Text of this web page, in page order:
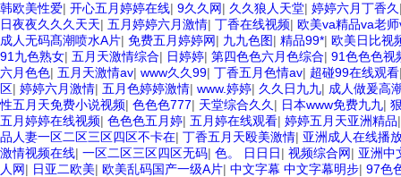
韩欧美性爱| 开心五月婷婷在线| 9久久网| 久久狼人天堂| 婷婷六月丁香久
日夜夜久久久天天| 五月婷婷六月激情| 丁香在线视频| 欧美va精品va老
成人无码髙潮喷水A片| 免费五月婷婷网| 九九色图| 精品99*| 欧美日比视
91九色熟女| 五月天激情综合| 日婷婷| 第四色色六月色综合| 91色色色视
六月色色| 五月天激情av| www久久99| 丁香五月色情av| 超碰99在线观看
区| 婷婷六月激情| 五月色婷婷激情| www.婷婷| 久久日九九| 成人做爰高
性五月天免费小说视频| 色色色777| 天堂综合久久 | 日本www免费九九|
五月婷婷在线视频| 色色色五月婷| 五月婷在线观看| 婷婷五月天亚洲精品
品人妻一区二区三区四区不卡在| 丁香五月天殴美激情| 亚洲成人在线播
激情视频在线| 一区二区三区四区无码| 色。 日日日| 视频综合网| 亚洲中
人网| 日亚二欧美| 欧美乱码国产一级A片| 中文字幕 中文字幕明步| 97色